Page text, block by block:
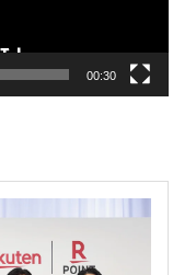
00:30